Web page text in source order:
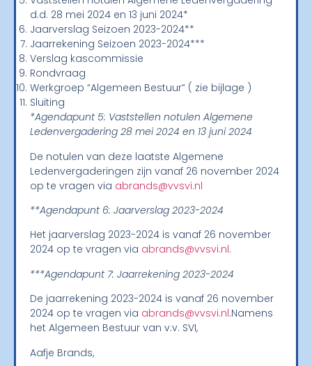
d.d. 28 mei 2024 en 13 juni 2024*
Jaarverslag Seizoen 2023-2024**
Jaarrekening Seizoen 2023-2024***
Verslag kascommissie
Rondvraag
Werkgroep “Algemeen Bestuur” ( zie bijlage )
Sluiting
*Agendapunt 5: Vaststellen notulen Algemene
Ledenvergadering 28 mei 2024 en 13 juni 2024
De notulen van deze laatste Algemene
Ledenvergaderingen zijn vanaf 26 november 2024
op te vragen via abrands@vvsvi.nl
**Agendapunt 6: Jaarverslag 2023-2024
Het jaarverslag 2023-2024 is vanaf 26 november
2024 op te vragen via abrands@vvsvi.nl.
***Agendapunt 7: Jaarrekening 2023-2024
De jaarrekening 2023-2024 is vanaf 26 november
2024 op te vragen via abrands@vvsvi.nl.Namens
het Algemeen Bestuur van v.v. SVI,
Aafje Brands,